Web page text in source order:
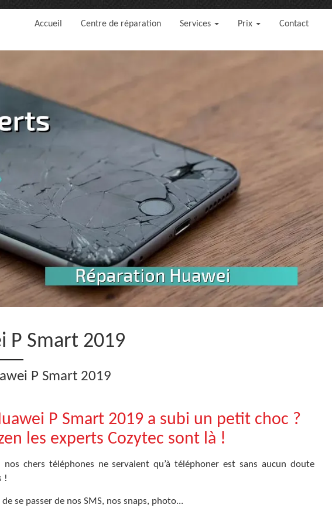
Accueil Centre de réparation Services Prix Contact
P Smart 2019
P Smart 2019
P Smart 2019 a subi un petit choc ?
les experts Cozytec sont là !
nos chers téléphones ne servaient qu’à téléphoner est sans aucun doute
!
de se passer de nos SMS, nos snaps, photo...